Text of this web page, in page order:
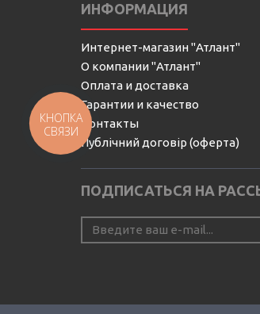
ИНФОРМАЦИЯ
Интернет-магазин "Атлант"
О компании "Атлант"
Оплата и доставка
Гарантии и качество
Контакты
Публічний договір (оферта)
ПОДПИСАТЬСЯ НА
КНОПКА
СВЯЗИ